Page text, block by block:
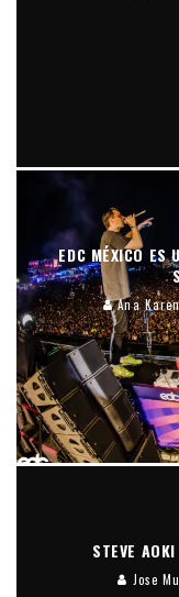
EDC MÉXICO ES
Ana
STEVE
Jose